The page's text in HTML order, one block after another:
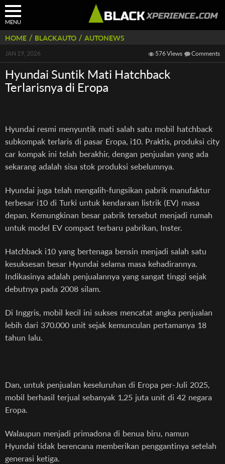
MENU
HOME / BLACKAUTO / AUTONEWS
JAN 19, 2026 576 Views Comments
Hyundai Suntik Mati Hatchback
Terlarisnya di Eropa
Hyundai resmi menyuntik mati salah satu mobil hatchback
subkompak terlaris di pasar Eropa, i10. Praktis, produksi city
car kompak ini telah berakhir, dengan penjualan yang ada
sekarang adalah sisa stok produksi sebelumnya.
Hyundai juga telah mengalih-fungsikan pabrik manufaktur
terbesar i10 di Turki untuk kendaraan listrik (EV) masa
depan. Kemungkinan besar pabrik tersebut menjadi rumah
untuk model EV compact terbaru pabrikan, Inster.
Hatchback i10 yang bertenaga bensin menjadi salah satu
kesuksesan besar Hyundai selama masa kehadirannya.
Indikasinya adalah penjualannya yang sangat tinggi sejak
debutnya pada 2008 silam.
Di Inggris, mobil kecil ini sukses mencatat angka penjualan
lebih dari 370.000 unit sejak kemunculan pertamanya 18
tahun lalu.
Dan, untuk penjualan keseluruhan di Eropa per-Juli 2025,
mobil berhasil terjual sebanyak 1,25 juta unit di 42 negara
Eropa.
Walaupun menjadi primadona di benua biru, namun
Hyundai tidak berencana memberikan penggantinya setelah
generasi ketiga.